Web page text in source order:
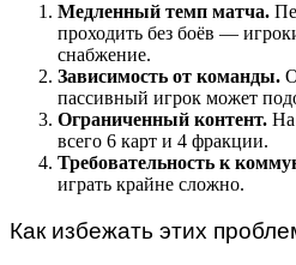
Медленный темп матча.
проходить без боёв —
снабжение.
Зависимость от команды.
пассивный игрок может
Ограниченный контент. На
всего 6 карт и 4 фракции.
Требовательность к
играть крайне сложно.
Как избежать этих